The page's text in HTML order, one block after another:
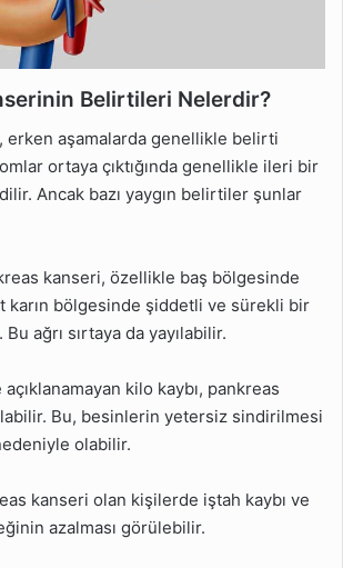
Belirtileri Nelerdir?
erken aşamalarda genellikle belirti
ortaya çıktığında genellikle ileri bir
Ancak bazı yaygın belirtiler şunlar
kanseri, özellikle baş bölgesinde
karın bölgesinde şiddetli ve sürekli bir
ağrı sırtaya da yayılabilir.
açıklanamayan kilo kaybı, pankreas
Bu, besinlerin yetersiz sindirilmesi
olabilir.
kanseri olan kişilerde iştah kaybı ve
azalması görülebilir.